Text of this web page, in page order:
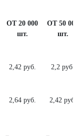
ОТ 20 000
шт.
ОТ 50 000
шт.
2,42 руб. 2,2 руб.
2,64 руб. 2,42 руб.